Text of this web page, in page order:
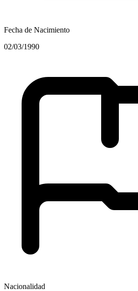
Fecha de Nacimiento
02/03/1990
Nacionalidad